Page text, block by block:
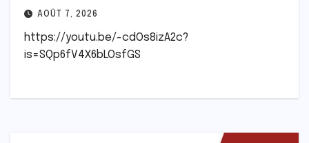
AOÛT 7, 2026
https://youtu.be/-cdOs8izA2c?
is=SQp6fV4X6bLOsfGS